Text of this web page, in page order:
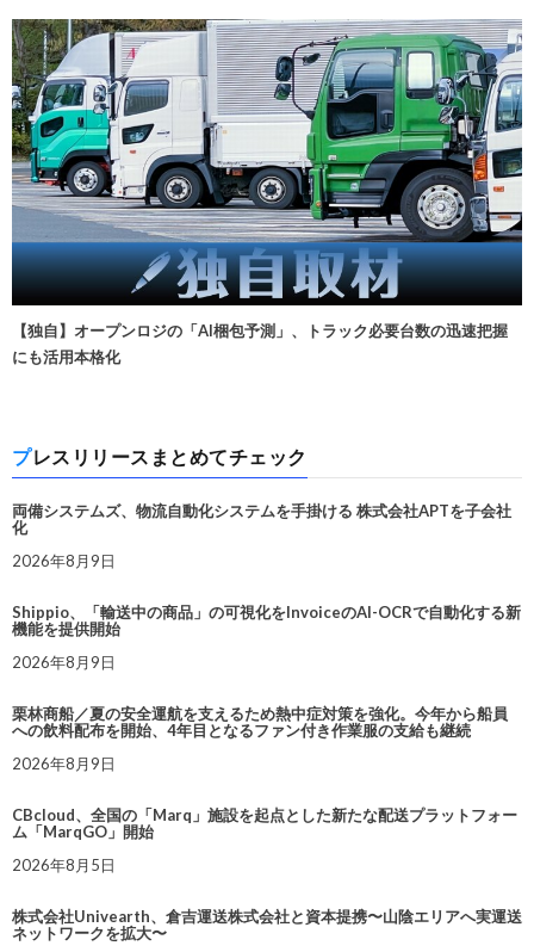
【独自】オープンロジの「AI梱包予測」、トラック必要台数の迅速把握
にも活用本格化
プレスリリースまとめてチェック
両備システムズ、物流自動化システムを手掛ける 株式会社APTを子会社
化
2026年8月9日
Shippio、「輸送中の商品」の可視化をInvoiceのAI-OCRで自動化する新
機能を提供開始
2026年8月9日
栗林商船／夏の安全運航を支えるため熱中症対策を強化。今年から船員
への飲料配布を開始、4年目となるファン付き作業服の支給も継続
2026年8月9日
CBcloud、全国の「Marq」施設を起点とした新たな配送プラットフォー
ム「MarqGO」開始
2026年8月5日
株式会社Univearth、倉吉運送株式会社と資本提携〜山陰エリアへ実運送
ネットワークを拡大〜